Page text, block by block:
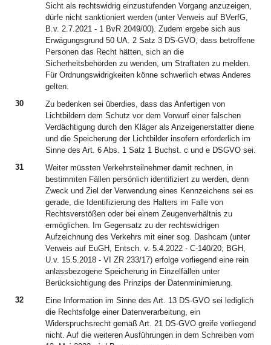
Sicht als rechtswidrig einzustufenden Vorgang anzuzeigen,
dürfe nicht sanktioniert werden (unter Verweis auf BVerfG,
B.v. 2.7.2021 - 1 BvR 2049/00). Zudem ergebe sich aus
Erwägungsgrund 50 UA. 2 Satz 3 DS-GVO, dass betroffene
Personen das Recht hätten, sich an die
Sicherheitsbehörden zu wenden, um Straftaten zu melden.
Für Ordnungswidrigkeiten könne schwerlich etwas Anderes
gelten.
30
Zu bedenken sei überdies, dass das Anfertigen von
Lichtbildern dem Schutz vor dem Vorwurf einer falschen
Verdächtigung durch den Kläger als Anzeigenerstatter diene
und die Speicherung der Lichtbilder insofern erforderlich im
Sinne des Art. 6 Abs. 1 Satz 1 Buchst. c und e DSGVO sei.
31
Weiter müssten Verkehrsteilnehmer damit rechnen, in
bestimmten Fällen persönlich identifiziert zu werden, denn
Zweck und Ziel der Verwendung eines Kennzeichens sei es
gerade, die Identifizierung des Halters im Falle von
Rechtsverstößen oder bei einem Zeugenverhältnis zu
ermöglichen. Im Gegensatz zu der rechtswidrigen
Aufzeichnung des Verkehrs mit einer sog. Dashcam (unter
Verweis auf EuGH, Entsch. v. 5.4.2022 - C-140/20; BGH,
U.v. 15.5.2018 - VI ZR 233/17) erfolge vorliegend eine rein
anlassbezogene Speicherung in Einzelfällen unter
Berücksichtigung des Prinzips der Datenminimierung.
32
Eine Information im Sinne des Art. 13 DS-GVO sei lediglich
die Rechtsfolge einer Datenverarbeitung, ein
Widerspruchsrecht gemäß Art. 21 DS-GVO greife vorliegend
nicht. Auf die weiteren Ausführungen in dem Schreiben vom